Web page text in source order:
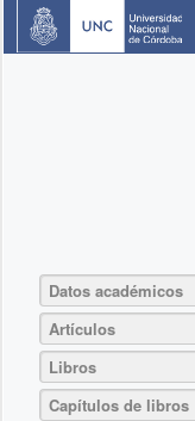
Datos académicos
Artículos
Libros
Capítulos de libros